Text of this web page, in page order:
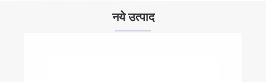
नये उत्पाद